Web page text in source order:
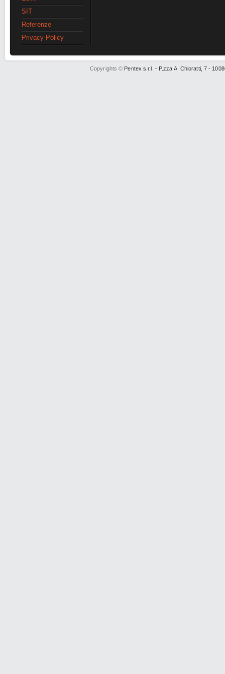
SIT
Referenze
Privacy Policy
Copyrights © Pentex s.r.l. - P.zza A. Chioratti, 7 -